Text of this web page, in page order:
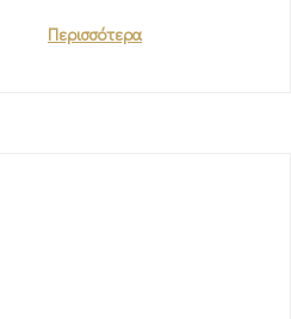
Περισσότερα